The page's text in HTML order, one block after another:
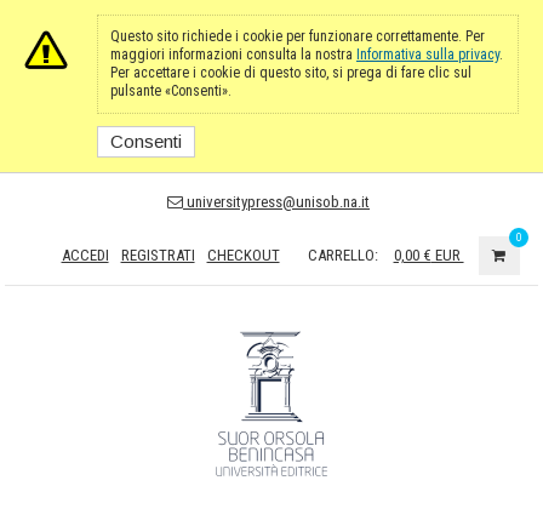
Questo sito richiede i cookie per funzionare correttamente. Per
maggiori informazioni consulta la nostra Informativa sulla privacy.
Per accettare i cookie di questo sito, si prega di fare clic sul
pulsante «Consenti».
Consenti
universitypress@unisob.na.it
ACCEDI REGISTRATI CHECKOUT CARRELLO: 0,00 € EUR
0